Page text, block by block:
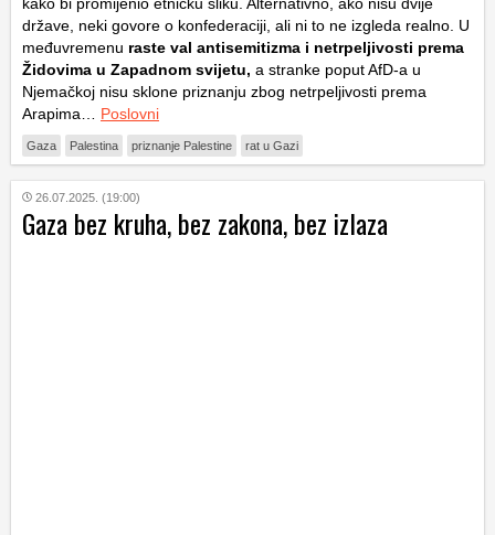
kako bi promijenio etničku sliku. Alternativno, ako nisu dvije
države, neki govore o konfederaciji, ali ni to ne izgleda realno. U
međuvremenu raste val antisemitizma i netrpeljivosti prema
Židovima u Zapadnom svijetu, a stranke poput AfD-a u
Njemačkoj nisu sklone priznanju zbog netrpeljivosti prema
Arapima… Poslovni
Gaza Palestina priznanje Palestine rat u Gazi
26.07.2025. (19:00)
Gaza bez kruha, bez zakona, bez izlaza